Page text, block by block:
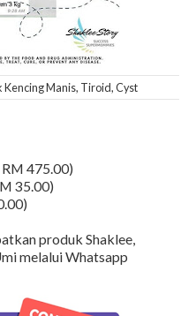
Kencing Manis, Tiroid, Cyst
475.00)
35.00)
produk Shaklee,
melalui Whatsapp